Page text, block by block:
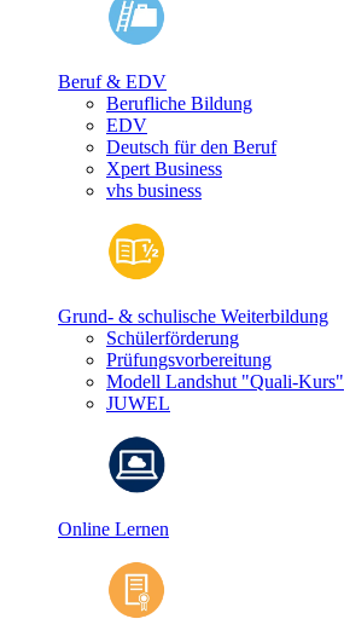
Beruf & EDV
Berufliche Bildung
EDV
Deutsch für den Beruf
Xpert Business
vhs business
Grund- & schulische Weiterbildung
Schülerförderung
Prüfungsvorbereitung
Modell Landshut "Quali-Kurs"
JUWEL
Online Lernen